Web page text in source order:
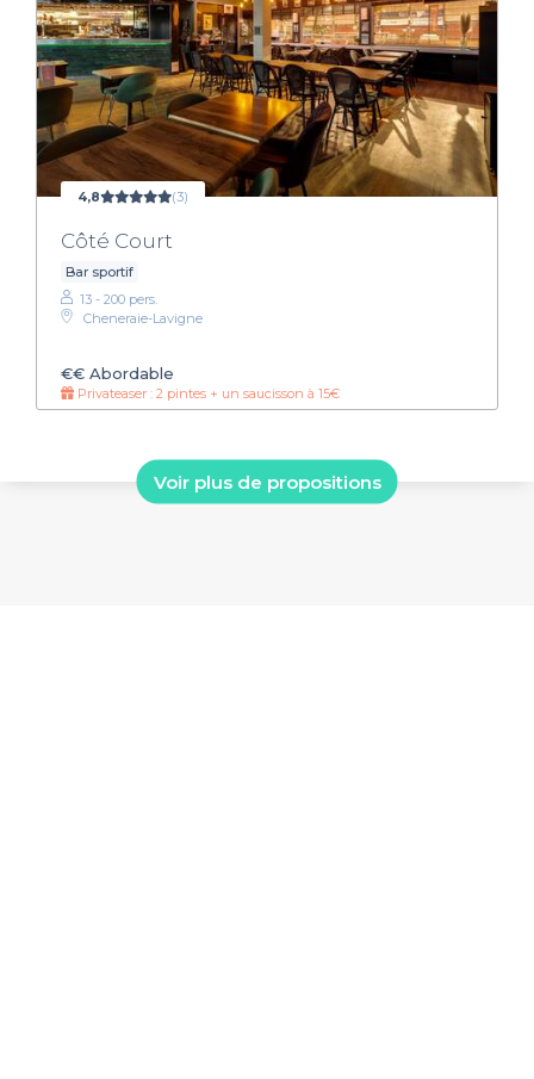
4,8 (3)
Côté Court
Bar sportif
13 - 200 pers.
Cheneraie-Lavigne
€€ Abordable
Privateaser : 2 pintes + un saucisson à 15€
Voir plus de propositions